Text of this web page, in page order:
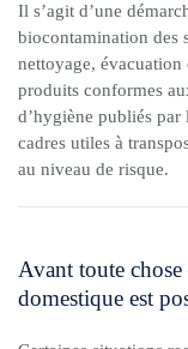
Il s’agit d’une
biocontamination des
nettoyage, évacuation
produits conformes
d’hygiène publiés par
cadres utiles à
au niveau de risque.
Avant toute
domestique est